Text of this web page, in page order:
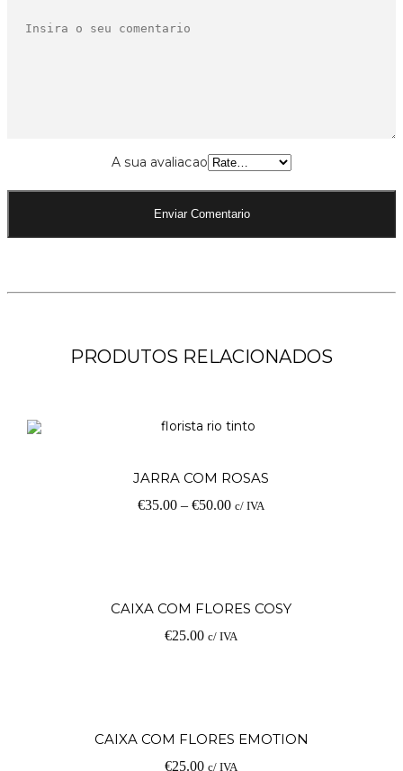
A sua avaliacao
PRODUTOS RELACIONADOS
JARRA COM ROSAS
€35.00 –€50.00 c/ IVA
CAIXA COM FLORES COSY
€25.00 c/ IVA
CAIXA COM FLORES EMOTION
€25.00 c/ IVA